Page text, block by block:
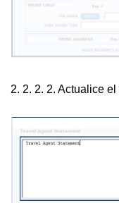
2. 2. 2. 2. Actualice el